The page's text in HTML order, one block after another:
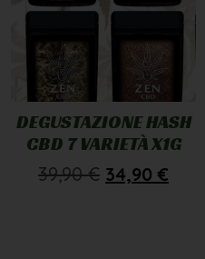
DEGUSTAZIONE HASH
CBD 7 VARIETÀ X1G
39,90€ 34,90 €